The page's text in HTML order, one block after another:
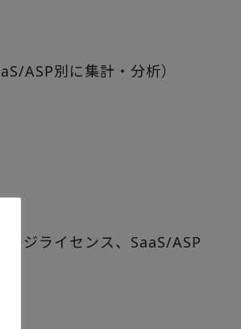
ASP別に集計・分析）
ジライセンス、SaaS/ASP